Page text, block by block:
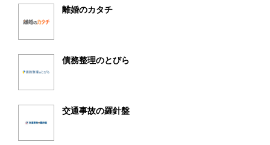
離婚のカタチ
債務整理のとびら
交通事故の羅針盤